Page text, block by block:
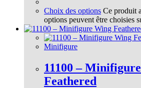
Choix des options Ce produit
options peuvent être choisies
Minifigure
11100 –
Feathered